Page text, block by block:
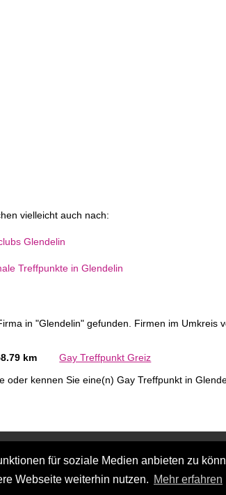
für soziale Medien anbieten zu
Webseite weiterhin nutzen. Mehr erfahren
vielleicht auch nach:
Glendelin
Treffpunkte in Glendelin
in "Glendelin" gefunden. Firmen im Umkreis
km Gay Treffpunkt Greiz
oder kennen Sie eine(n) Gay Treffpunkt in